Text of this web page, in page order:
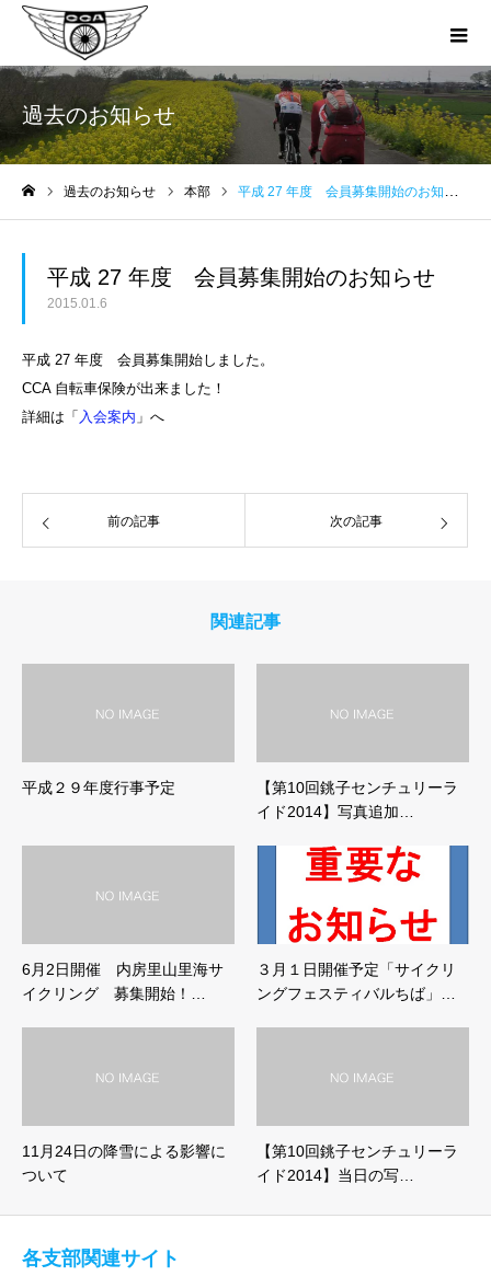
過去のお知らせ
過去のお知らせ 本部 平成 27 年度 会員募集開始のお知らせ
平成 27 年度 会員募集開始のお知らせ
2015.01.6
平成 27 年度 会員募集開始しました。
CCA 自転車保険が出来ました！
詳細は「 入会案内 」へ
前の記事 次の記事
関連記事
平成２９年度行事予定
【第10回銚子センチュリーラ
イド2014】写真追加…
6月2日開催 内房里山里海サ
イクリング 募集開始！…
３月１日開催予定「サイクリ
ングフェスティバルちば」…
11月24日の降雪による影響に
ついて
【第10回銚子センチュリーラ
イド2014】当日の写…
各支部関連サイト